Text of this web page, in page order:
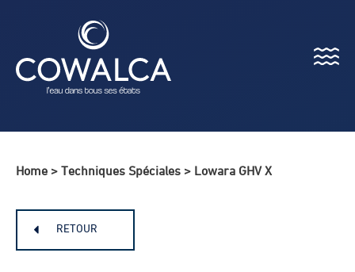
Menu
Home > Techniques Spéciales > Lowara GHV X
RETOUR